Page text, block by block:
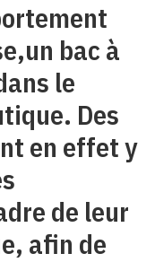
bac à
le
Des
en effet y
de leur
afin de